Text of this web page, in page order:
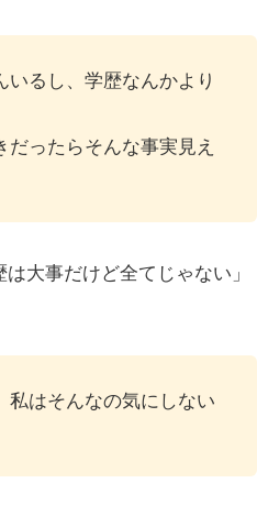
いるし、学歴なんかより
ったらそんな事実見え
大事だけど全てじゃない」
私はそんなの気にしない